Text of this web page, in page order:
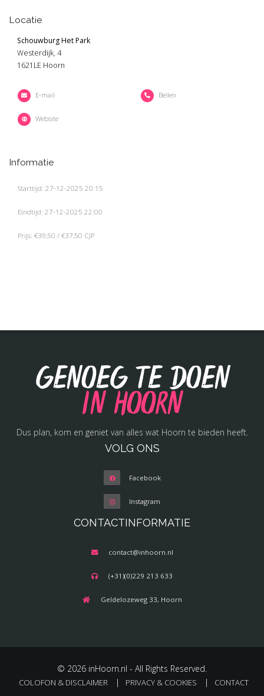
Locatie
Schouwburg Het Park
Westerdijk, 4
1621LE Hoorn
E-mail Bellen
Website
Informatie
Starttijd: 27-12-2025 20:15
Eindtijd: 27-12-2025 22:00
Prijs: €39,50 / €37,50 CJP
Genoeg te doen
in Hoorn
Dus plan, kom en geniet van alles wat Hoorn te bieden heeft.
VOLG ONS
Facebook
Instagram
CONTACTINFORMATIE
contact@inhoorn.nl
(+31)(0)229 213 633
Geldelozeweg 33, Hoorn
© 2026 inHoorn.nl - All Rights Reserved.
COLOFON & DISCLAIMER PRIVACY & COOKIES CONTACT